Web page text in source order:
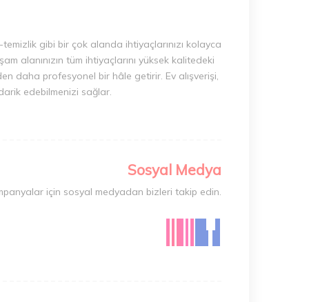
gibi bir çok alanda ihtiyaçlarınızı kolayca
alanınızın tüm ihtiyaçlarını yüksek kalitedeki
daha profesyonel bir hâle getirir. Ev alışverişi,
edebilmenizi sağlar.
Sosyal Medya
için sosyal medyadan bizleri takip edin.